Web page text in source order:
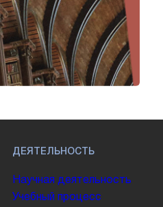
ДЕЯТЕЛЬНОСТЬ
Научная деятельность
Учебный процесс